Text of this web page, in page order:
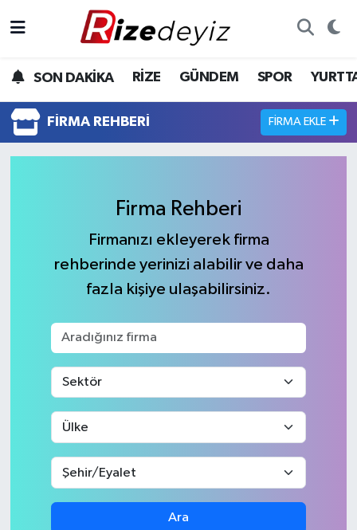
SON DAKİKA RİZE GÜNDEM SPOR
FIRMA REHBERI FIRMA EKLE
Firma Rehberi
Firmanızı ekleyerek firma
rehberinde yerinizi alabilir ve daha
fazla kişiye ulaşabilirsiniz.
Ara
Gündem
Yurttan Haberler
Sağlık
Rize Hava Durumu
Rize Trafik Yoğunluk Haritası
Son Dakika Haberleri